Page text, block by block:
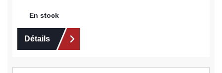
En stock
Détails